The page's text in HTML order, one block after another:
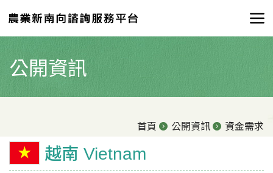
公開資訊
首頁 公開資訊 資金需求
越南 Vietnam